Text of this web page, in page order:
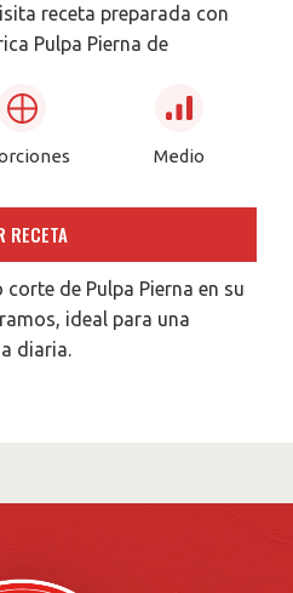
receta preparada con
Pulpa Pierna de
Medio
RECETA
de Pulpa Pierna en su
ideal para una
diaria.